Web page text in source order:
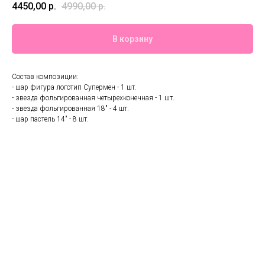
4450,00 р. 4990,00 р.
В корзину
Состав композиции:
- шар фигура логотип Супермен - 1 шт.
- звезда фольгированная четырехконечная - 1 шт.
- звезда фольгированная 18" - 4 шт.
- шар пастель 14" - 8 шт.